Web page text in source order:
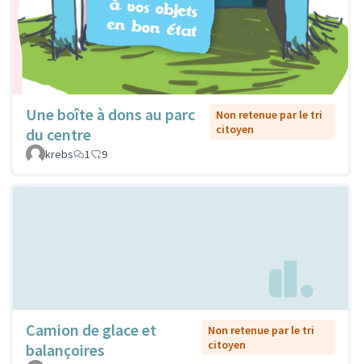
Une boîte à dons au parc
du centre
Non retenue par le tri
citoyen
krebs
1 9
Camion de glace et
balançoires
Non retenue par le tri
citoyen